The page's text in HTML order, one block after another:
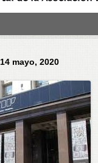
14 mayo, 2020